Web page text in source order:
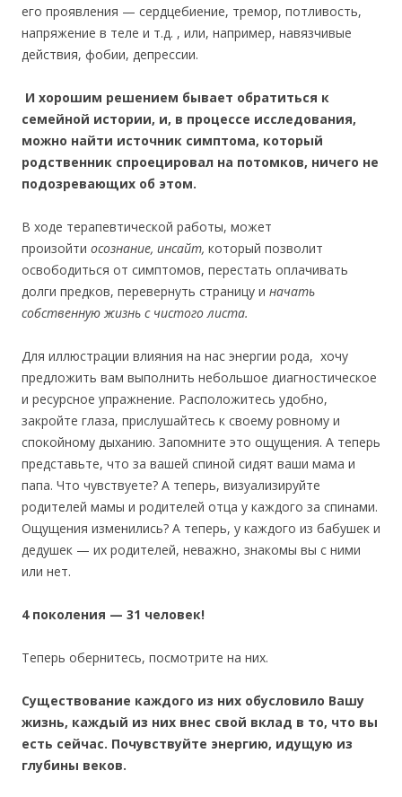
его проявления — сердцебиение, тремор, потливость,
напряжение в теле и т.д. , или, например, навязчивые
действия, фобии, депрессии.
И хорошим решением бывает обратиться к
семейной истории, и, в процессе исследования,
можно найти источник симптома, который
родственник спроецировал на потомков, ничего не
подозревающих об этом.
В ходе терапевтической работы, может
произойти осознание, инсайт, который позволит
освободиться от симптомов, перестать оплачивать
долги предков, перевернуть страницу и начать
собственную жизнь с чистого листа.
Для иллюстрации влияния на нас энергии рода, хочу
предложить вам выполнить небольшое диагностическое
и ресурсное упражнение. Расположитесь удобно,
закройте глаза, прислушайтесь к своему ровному и
спокойному дыханию. Запомните это ощущения. А теперь
представьте, что за вашей спиной сидят ваши мама и
папа. Что чувствуете? А теперь, визуализируйте
родителей мамы и родителей отца у каждого за спинами.
Ощущения изменились? А теперь, у каждого из бабушек и
дедушек — их родителей, неважно, знакомы вы с ними
или нет.
4 поколения — 31 человек!
Теперь обернитесь, посмотрите на них.
Существование каждого из них обусловило Вашу
жизнь, каждый из них внес свой вклад в то, что вы
есть сейчас. Почувствуйте энергию, идущую из
глубины веков.